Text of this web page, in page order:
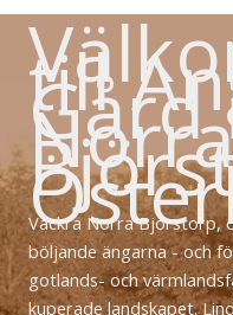
till
Gård
Vackra Norra Björstorp,
böljande ängarna - och
gotlands- och
kuperade landskapet.